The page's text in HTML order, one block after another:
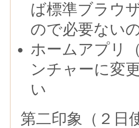
ば標準ブラウ
ので必要ない
ホームアプリ
ンチャーに変
い
第二印象（２日